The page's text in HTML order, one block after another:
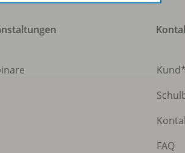
FAQ